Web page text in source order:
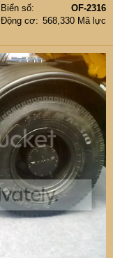
Biển số
OF-2316
Động cơ
568,330 Mã lực